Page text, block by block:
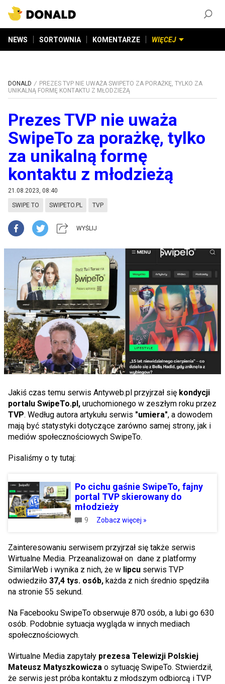
NEWS SORTOWNIA KOMENTARZE WIĘCEJ
DONALD
PREZES TVP NIE UWAŻA SWIPETO ZA PORAŻKĘ, TYLKO ZA
UNIKALNĄ FORMĘ KONTAKTU Z MŁODZIEŻĄ
Prezes TVP nie uważa
SwipeTo za porażkę, tylko
za unikalną formę
kontaktu z młodzieżą
21.08.2023, 08:40
SWIPE TO SWIPETO.PL TVP
WYŚLIJ
Jakiś czas temu serwis Antyweb.pl przyjrzał się kondycji
portalu SwipeTo.pl, uruchomionego w zeszłym roku przez
TVP. Według autora artykułu serwis "umiera", a dowodem
mają być statystyki dotyczące zarówno samej strony, jak i
mediów społecznościowych SwipeTo.
Pisaliśmy o ty tutaj:
Po cichu gaśnie SwipeTo, fajny
portal TVP skierowany do
młodzieży
9 Zobacz więcej »
Zainteresowaniu serwisem przyjrzał się także serwis
Wirtualne Media. Przeanalizował on dane z platformy
SimilarWeb i wynika z nich, że w lipcu serwis TVP
odwiedziło 37,4 tys. osób, każda z nich średnio spędziła
na stronie 55 sekund.
Na Facebooku SwipeTo obserwuje 870 osób, a lubi go 630
osób. Podobnie sytuacja wygląda w innych mediach
społecznościowych.
Wirtualne Media zapytały prezesa Telewizji Polskiej
Mateusz Matyszkowicza o sytuację SwipeTo. Stwierdził,
że serwis jest próba kontaktu z młodszym odbiorcą i TVP